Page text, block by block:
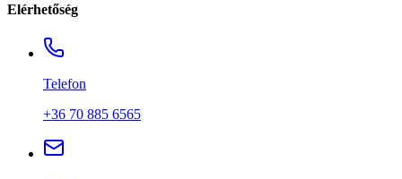
Elérhetőség
Telefon
+36 70 885 6565